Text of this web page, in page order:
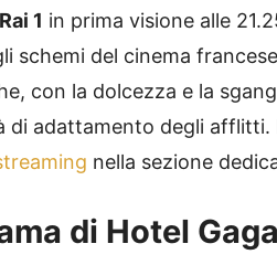
Rai 1 in prima visione alle
schemi del cinema
con la dolcezza e la
di adattamento degli
nella sezione
di Hotel